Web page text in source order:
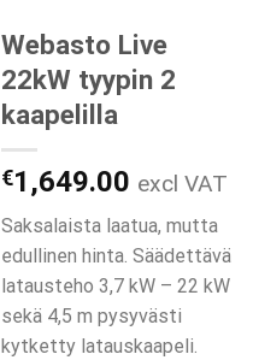
Webasto Live
22kW tyypin 2
kaapelilla
€1,649.00 excl VAT
Saksalaista laatua, mutta
edullinen hinta. Säädettävä
latausteho 3,7 kW – 22 kW
sekä 4,5 m pysyvästi
kytketty latauskaapeli.